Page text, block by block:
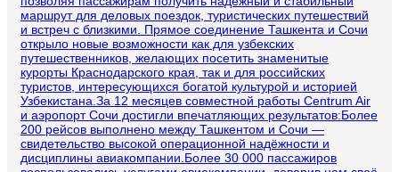
маршрут для деловых поездок, туристических путешествий
и встреч с близкими. Прямое соединение Ташкента и Сочи
открыло новые возможности как для узбекских
путешественников, желающих посетить знаменитые
курорты Краснодарского края, так и для российских
туристов, интересующихся богатой культурой и историей
Узбекистана.За 12 месяцев совместной работы Centrum Air
и аэропорт Сочи достигли впечатляющих результатов:Более
200 рейсов выполнено между Ташкентом и Сочи —
свидетельство высокой операционной надёжности и
дисциплины авиакомпании.Более 30 000 пассажиров